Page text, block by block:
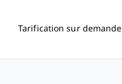
Tarification sur demande